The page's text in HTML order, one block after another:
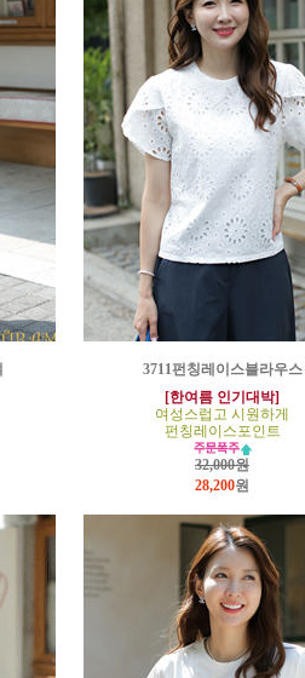
3711펀칭레이스블라우스
[한여름 인기대박]
여성스럽고 시원하게
펀칭레이스포인트
32,000원
28,200원